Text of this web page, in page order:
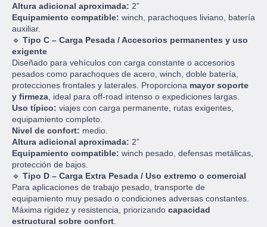
Altura adicional aproximada: 2”
Equipamiento compatible: winch, parachoques liviano, batería
auxiliar.
🔹 Tipo C – Carga Pesada / Accesorios permanentes y uso
exigente
Diseñado para vehículos con carga constante o accesorios
pesados como parachoques de acero, winch, doble batería,
protecciones frontales y laterales. Proporciona mayor soporte
y firmeza , ideal para off-road intenso o expediciones largas.
Uso típico: viajes con carga permanente, rutas exigentes,
equipamiento completo.
Nivel de confort: medio.
Altura adicional aproximada: 2”
Equipamiento compatible: winch pesado, defensas metálicas,
protección de bajos.
🔹 Tipo D – Carga Extra Pesada / Uso extremo o comercial
Para aplicaciones de trabajo pesado, transporte de
equipamiento muy pesado o condiciones adversas constantes.
Máxima rigidez y resistencia, priorizando capacidad
estructural sobre confort